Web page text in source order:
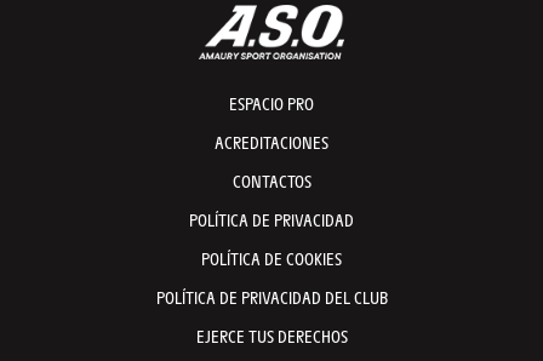
ESPACIO PRO
ACREDITACIONES
CONTACTOS
POLÍTICA DE PRIVACIDAD
POLÍTICA DE COOKIES
POLÍTICA DE PRIVACIDAD DEL CLUB
EJERCE TUS DERECHOS